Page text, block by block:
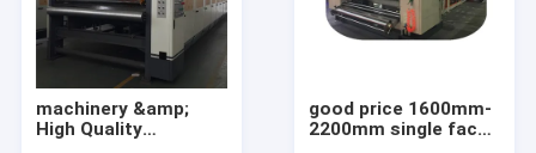
연락처
machinery &amp;
High Quality
good price 1600mm-
2200mm single facer